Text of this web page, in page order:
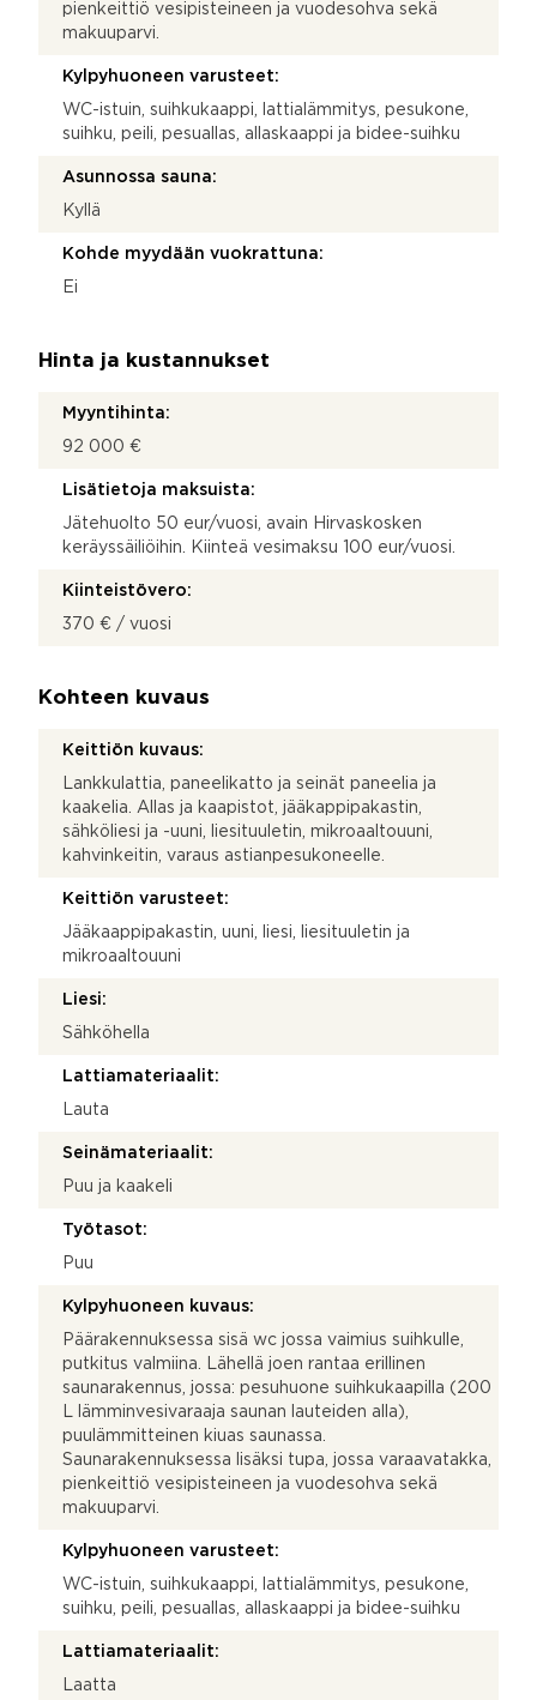
pienkeittiö vesipisteineen ja vuodesohva sekä
makuuparvi.
Kylpyhuoneen varusteet:
WC-istuin, suihkukaappi, lattialämmitys, pesukone,
suihku, peili, pesuallas, allaskaappi ja bidee-suihku
Asunnossa sauna:
Kyllä
Kohde myydään vuokrattuna:
Ei
Hinta ja kustannukset
Myyntihinta:
92 000 €
Lisätietoja maksuista:
Jätehuolto 50 eur/vuosi, avain Hirvaskosken
keräyssäiliöihin. Kiinteä vesimaksu 100 eur/vuosi.
Kiinteistövero:
370 € / vuosi
Kohteen kuvaus
Keittiön kuvaus:
Lankkulattia, paneelikatto ja seinät paneelia ja
kaakelia. Allas ja kaapistot, jääkappipakastin,
sähköliesi ja -uuni, liesituuletin, mikroaaltouuni,
kahvinkeitin, varaus astianpesukoneelle.
Keittiön varusteet:
Jääkaappipakastin, uuni, liesi, liesituuletin ja
mikroaaltouuni
Liesi:
Sähköhella
Lattiamateriaalit:
Lauta
Seinämateriaalit:
Puu ja kaakeli
Työtasot:
Puu
Kylpyhuoneen kuvaus:
Päärakennuksessa sisä wc jossa vaimius suihkulle,
putkitus valmiina. Lähellä joen rantaa erillinen
saunarakennus, jossa: pesuhuone suihkukaapilla (200
L lämminvesivaraaja saunan lauteiden alla),
puulämmitteinen kiuas saunassa.
Saunarakennuksessa lisäksi tupa, jossa varaavatakka,
pienkeittiö vesipisteineen ja vuodesohva sekä
makuuparvi.
Kylpyhuoneen varusteet:
WC-istuin, suihkukaappi, lattialämmitys, pesukone,
suihku, peili, pesuallas, allaskaappi ja bidee-suihku
Lattiamateriaalit:
Laatta